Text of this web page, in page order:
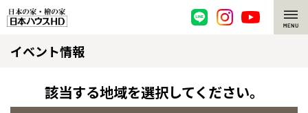
脱炭素・檜の家
環境にやさしい、脱炭素社会の住宅
選ばれる理由
イベント情報
該当する地域を選択してください。